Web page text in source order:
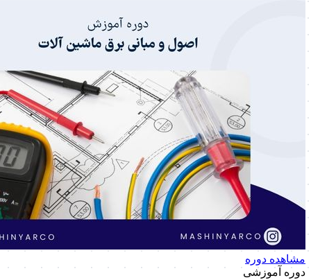
مشاهده دوره
دوره آموزشی